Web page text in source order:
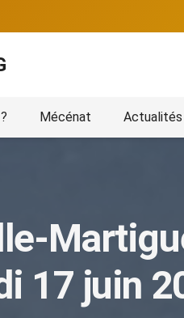
Mécénat Actualités
17 juin